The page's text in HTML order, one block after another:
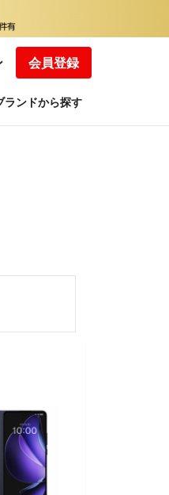
会員登録
ランドから探す